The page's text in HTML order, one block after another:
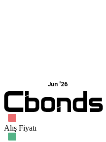
Jun '26
Alış Fiyatı